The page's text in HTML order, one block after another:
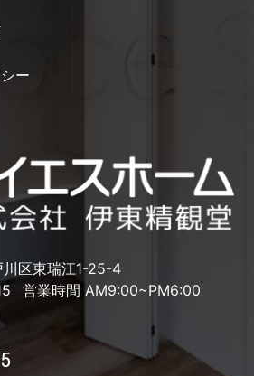
ー
区東瑞江1-25-4
営業時間 AM9:00~PM6:00